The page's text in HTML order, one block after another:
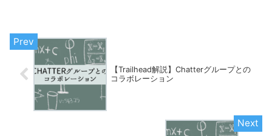
【Trailhead解説】Chatterグループとの
コラボレーション